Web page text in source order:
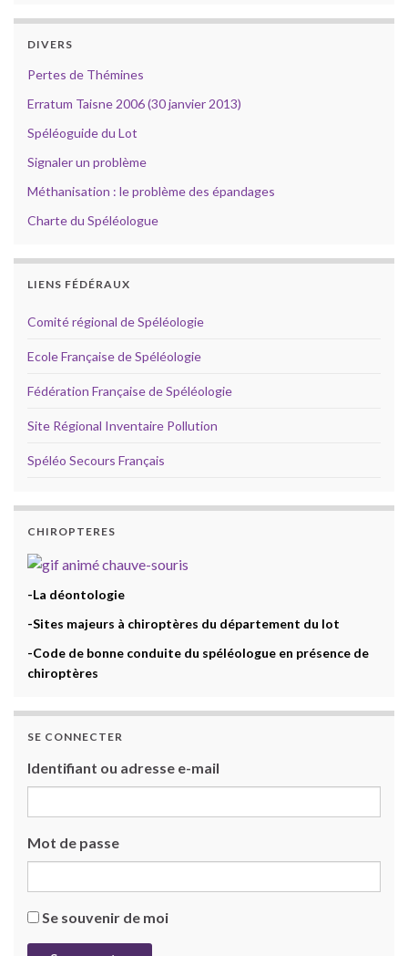
DIVERS
Pertes de Thémines
Erratum Taisne 2006 (30 janvier 2013)
Spéléoguide du Lot
Signaler un problème
Méthanisation : le problème des épandages
Charte du Spéléologue
LIENS FÉDÉRAUX
Comité régional de Spéléologie
Ecole Française de Spéléologie
Fédération Française de Spéléologie
Site Régional Inventaire Pollution
Spéléo Secours Français
CHIROPTERES
-La déontologie
-Sites majeurs à chiroptères du département du lot
-Code de bonne conduite du spéléologue en présence de
chiroptères
SE CONNECTER
Identifiant ou adresse e-mail
Mot de passe
Se souvenir de moi